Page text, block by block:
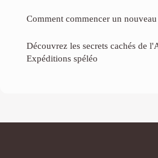
Comment commencer un
Découvrez les secrets cachés de
Expéditions spéléo